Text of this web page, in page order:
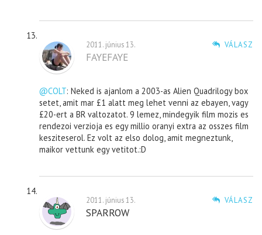
VÁLASZ
2011. június 13.
FAYEFAYE
@COLT: Neked is ajanlom a 2003-as Alien Quadrilogy box
setet, amit mar £1 alatt meg lehet venni az ebayen, vagy
£20-ert a BR valtozatot. 9 lemez, mindegyik film mozis es
rendezoi verzioja es egy millio oranyi extra az osszes film
kesziteserol. Ez volt az elso dolog, amit megneztunk,
maikor vettunk egy vetitot.:D
VÁLASZ
2011. június 13.
SPARROW